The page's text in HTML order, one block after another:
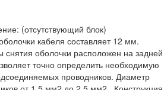
(отсутствующий блок)
кабеля составляет 12 мм.
оболочки расположен на задней
точно определить необходимую
проводников. Диаметр